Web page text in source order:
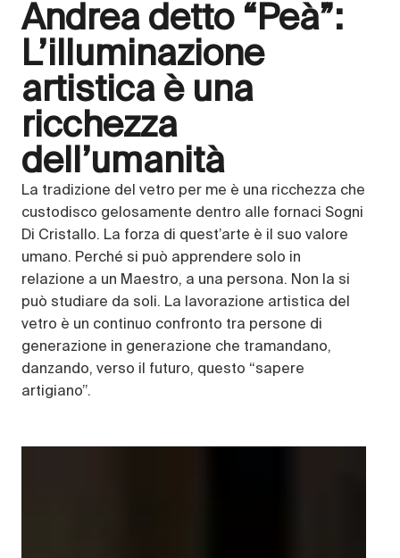
Andrea detto “Peà”:
L’illuminazione
artistica è una
ricchezza
dell’umanità
La tradizione del vetro per me è una ricchezza che
custodisco gelosamente dentro alle fornaci Sogni
Di Cristallo. La forza di quest’arte è il suo valore
umano. Perché si può apprendere solo in
relazione a un Maestro, a una persona. Non la si
può studiare da soli. La lavorazione artistica del
vetro è un continuo confronto tra persone di
generazione in generazione che tramandano,
danzando, verso il futuro, questo “sapere
artigiano”.